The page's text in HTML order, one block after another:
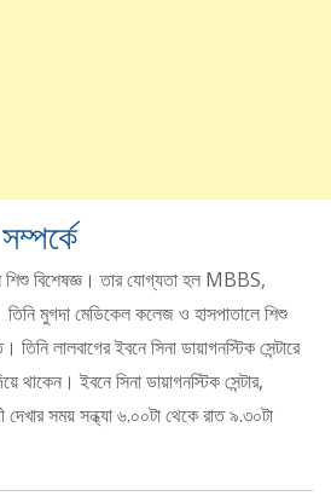
শিশু বিশেষজ্ঞ। তার যোগ্যতা হল MBBS,
মুগদা মেডিকেল কলেজ ও হাসপাতালে শিশু
তিনি লালবাগের ইবনে সিনা ডায়াগনস্টিক সেন্টারে
থাকেন। ইবনে সিনা ডায়াগনস্টিক সেন্টার,
দেখার সময় সন্ধ্যা ৬.০০টা থেকে রাত ৯.৩০টা